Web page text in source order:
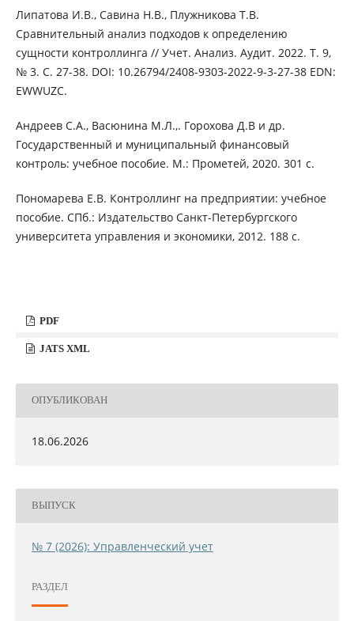
Липатова И.В., Савина Н.В., Плужникова Т.В.
Сравнительный анализ подходов к определению
сущности контроллинга // Учет. Анализ. Аудит. 2022. Т. 9,
№ 3. С. 27-38. DOI: 10.26794/2408-9303-2022-9-3-27-38 EDN:
EWWUZC.
Андреев С.А., Васюнина М.Л.,. Горохова Д.В и др.
Государственный и муниципальный финансовый
контроль: учебное пособие. М.: Прометей, 2020. 301 с.
Пономарева Е.В. Контроллинг на предприятии: учебное
пособие. СПб.: Издательство Санкт-Петербургского
университета управления и экономики, 2012. 188 с.
PDF
JATS XML
ОПУБЛИКОВАН
18.06.2026
ВЫПУСК
№ 7 (2026): Управленческий учет
РАЗДЕЛ